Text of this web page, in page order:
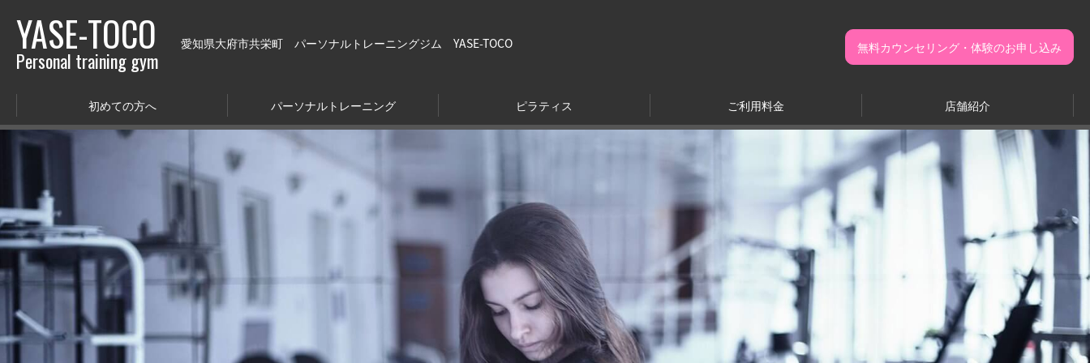
YASE-TOCO
Personal training gym
愛知県大府市共栄町 パーソナルトレーニングジム YASE-TOCO 無料カウンセリング・体験のお申し込み
初めての方へ パーソナルトレーニング ピラティス ご利用料金 店舗紹介